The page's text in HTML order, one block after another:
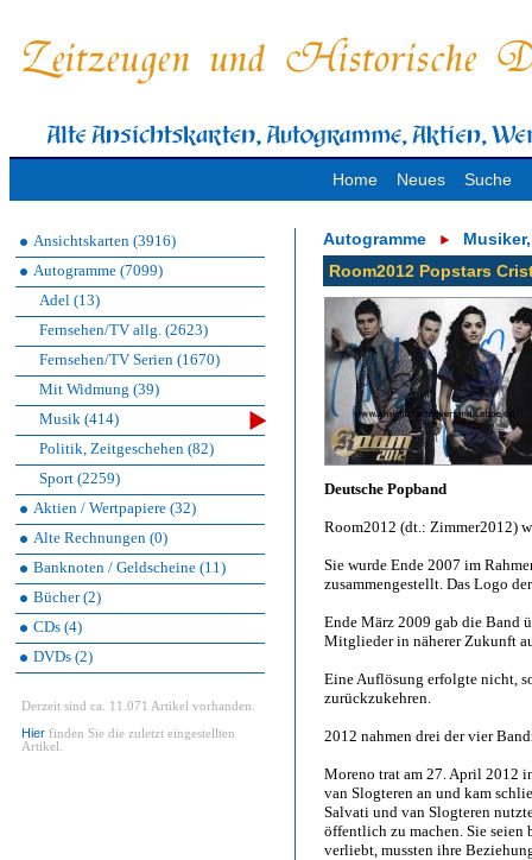
Home Neues Suche
Ansichtskarten (3916)
Autogramme (7099)
Adel (13)
Fernsehen/TV allg. (2623)
Fernsehen/TV Serien (1670)
Mit Widmung (39)
Musik (414)
Politik, Zeitgeschehen (82)
Sport (2259)
Aktien / Wertpapiere (32)
Alte Rechnungen (0)
Banknoten / Geldscheine (11)
Bücher (2)
CDs (4)
DVDs (2)
Derzeit sind ca. 11.071 Artikel vorhanden.
Hier finden Sie die zuletzt eingestellten
Artikel.
Autogramme
Room2012 Popstars
Deutsche Popband
Room2012 (dt.: Zimmer2012)
Sie wurde Ende 2007 im
zusammengestellt. Das Logo
Ende März 2009 gab die Band
Mitglieder in näherer Zukunft
Eine Auflösung erfolgte nicht,
zurückzukehren.
2012 nahmen drei der vier
Moreno trat am 27. April 2012
van Slogteren an und kam
Salvati und van Slogteren
öffentlich zu machen. Sie seien
verliebt, mussten ihre